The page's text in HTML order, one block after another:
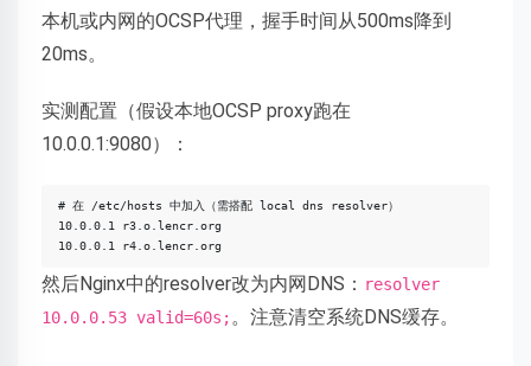
本机或内网的OCSP代理，握手时间从500ms降到
20ms。
实测配置（假设本地OCSP proxy跑在
10.0.0.1:9080）：
# 在 /etc/hosts 中加入（需搭配 local dns resolver）
10.0.0.1 r3.o.lencr.org
10.0.0.1 r4.o.lencr.org
然后Nginx中的resolver改为内网DNS： resolver
10.0.0.53 valid=60s;。注意清空系统DNS缓存。